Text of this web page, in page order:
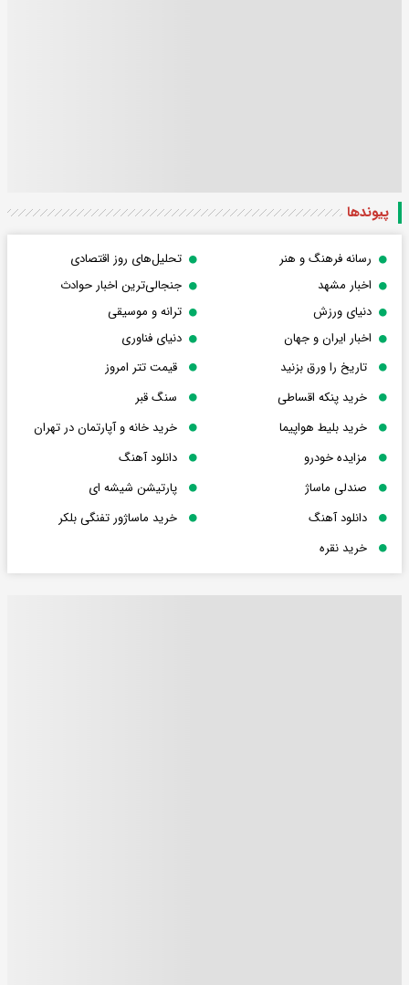
پیوندها
رسانه فرهنگ و هنر
تحلیل‌های روز اقتصادی
اخبار مشهد
جنجالی‌ترین اخبار حوادث
دنیای ورزش
ترانه و موسیقی
اخبار ایران و جهان
دنیای فناوری
تاریخ را ورق بزنید
قیمت تتر امروز
خرید پنکه اقساطی
سنگ قبر
خرید بلیط هواپیما
خرید خانه و آپارتمان در تهران
مزایده خودرو
دانلود آهنگ
صندلی ماساژ
پارتیشن شیشه ای
دانلود آهنگ
خرید ماساژور تفنگی بلکر
خرید نقره